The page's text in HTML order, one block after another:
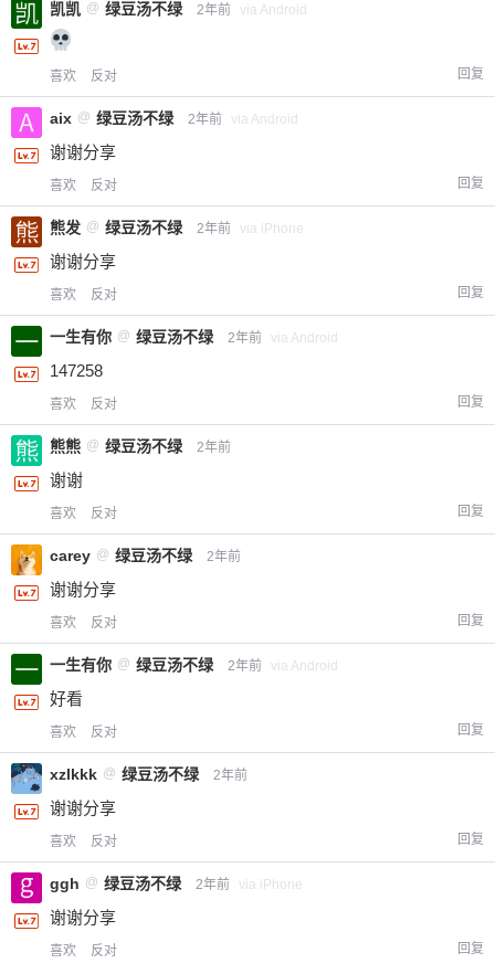
凯凯 @ 绿豆汤不绿 2年前 via Android
喜欢 反对 回复
aix @ 绿豆汤不绿 2年前 via Android
谢谢分享
喜欢 反对 回复
熊发 @ 绿豆汤不绿 2年前 via iPhone
谢谢分享
喜欢 反对 回复
一生有你 @ 绿豆汤不绿 2年前 via Android
147258
喜欢 反对 回复
熊熊 @ 绿豆汤不绿 2年前
谢谢
喜欢 反对 回复
carey @ 绿豆汤不绿 2年前
谢谢分享
喜欢 反对 回复
一生有你 @ 绿豆汤不绿 2年前 via Android
好看
喜欢 反对 回复
xzlkkk @ 绿豆汤不绿 2年前
谢谢分享
喜欢 反对 回复
ggh @ 绿豆汤不绿 2年前 via iPhone
谢谢分享
喜欢 反对 回复